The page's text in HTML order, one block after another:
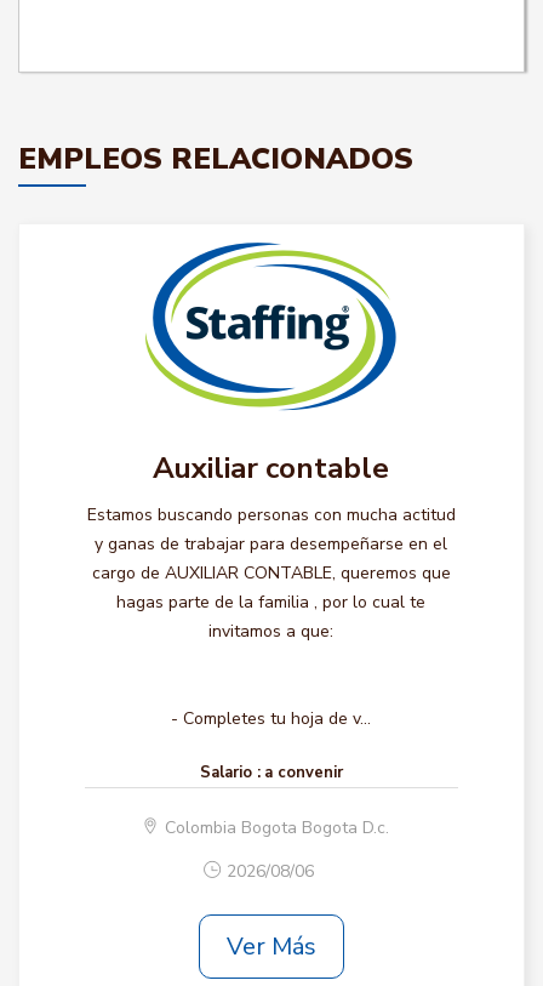
EMPLEOS RELACIONADOS
Auxiliar contable
Estamos buscando personas con mucha actitud
y ganas de trabajar para desempeñarse en el
cargo de AUXILIAR CONTABLE, queremos que
hagas parte de la familia , por lo cual te
invitamos a que:
- Completes tu hoja de v...
Salario : a convenir
Colombia Bogota Bogota D.c.
2026/08/06
Ver Más